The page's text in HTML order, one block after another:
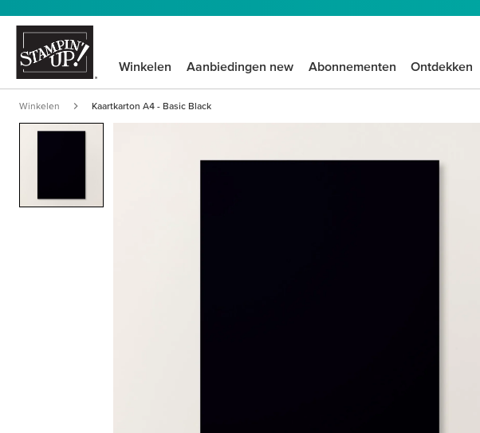
Winkelen Aanbiedingen new Abonnementen Ontdekken
Winkelen Kaartkarton A4 - Basic Black